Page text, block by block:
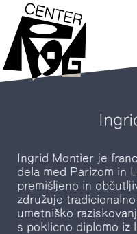
Ingrid Montier je
dela med Parizom in
premišljeno in
združuje
umetniško
s poklicno diplomo iz